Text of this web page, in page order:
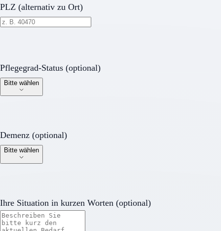
PLZ (alternativ zu Ort)
Pflegegrad-Status (optional)
Pflegegrad-Status (optional)
Bitte wählen
Demenz (optional)
Demenz (optional)
Bitte wählen
Ihre Situation in kurzen Worten (optional)